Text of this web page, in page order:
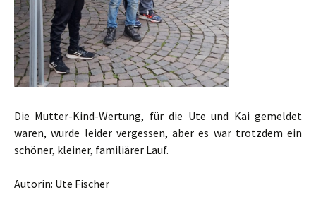
Die Mutter-Kind-Wertung, für die Ute und Kai gemeldet
waren, wurde leider vergessen, aber es war trotzdem ein
schöner, kleiner, familiärer Lauf.
Autorin: Ute Fischer